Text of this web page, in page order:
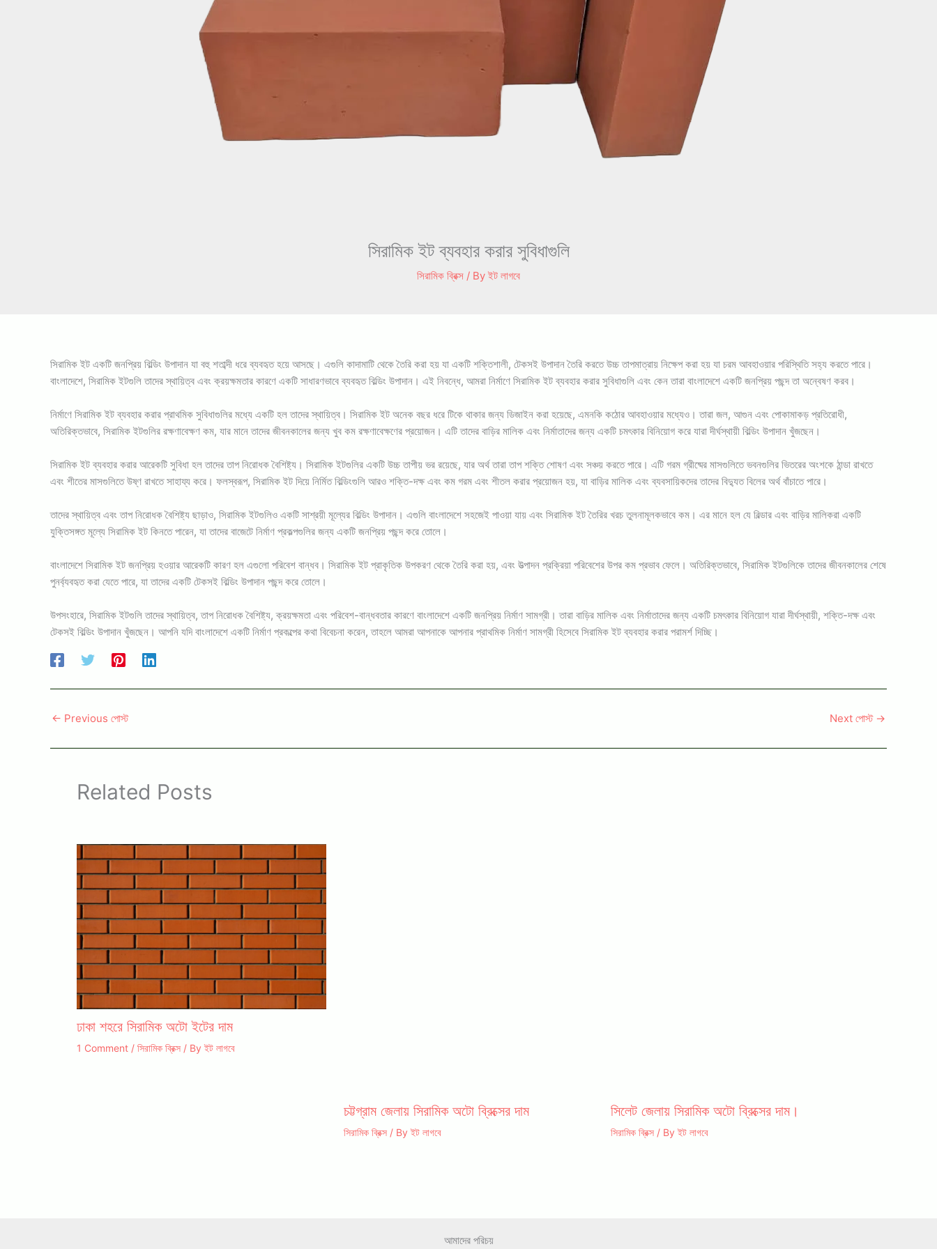
সিরামিক ইট ব্যবহার করার সুবিধাগুলি
সিরামিক ব্রিক্স / By ইট লাগবে
সিরামিক ইট একটি জনপ্রিয় বিল্ডিং উপাদান যা বহু শতাব্দী ধরে ব্যবহৃত হয়ে আসছে। এগুলি কাদামাটি থেকে তৈরি করা হয় যা একটি শক্তিশালী, টেকসই উপাদান তৈরি করতে উচ্চ তাপমাত্রায় নিক্ষেপ করা হয় যা চরম আবহাওয়ার পরিস্থিতি সহ্য করতে পারে।
বাংলাদেশে, সিরামিক ইটগুলি তাদের স্থায়িত্ব এবং ক্রয়ক্ষমতার কারণে একটি সাধারণভাবে ব্যবহৃত বিল্ডিং উপাদান। এই নিবন্ধে, আমরা নির্মাণে সিরামিক ইট ব্যবহার করার সুবিধাগুলি এবং কেন তারা বাংলাদেশে একটি জনপ্রিয় পছন্দ তা অন্বেষণ করব।
নির্মাণে সিরামিক ইট ব্যবহার করার প্রাথমিক সুবিধাগুলির মধ্যে একটি হল তাদের স্থায়িত্ব। সিরামিক ইট অনেক বছর ধরে টিকে থাকার জন্য ডিজাইন করা হয়েছে, এমনকি কঠোর আবহাওয়ার মধ্যেও। তারা জল, আগুন এবং পোকামাকড় প্রতিরোধী,
অতিরিক্তভাবে, সিরামিক ইটগুলির রক্ষণাবেক্ষণ কম, যার মানে তাদের জীবনকালের জন্য খুব কম রক্ষণাবেক্ষণের প্রয়োজন। এটি তাদের বাড়ির মালিক এবং নির্মাতাদের জন্য একটি চমৎকার বিনিয়োগ করে যারা দীর্ঘস্থায়ী বিল্ডিং উপাদান খুঁজছেন।
সিরামিক ইট ব্যবহার করার আরেকটি সুবিধা হল তাদের তাপ নিরোধক বৈশিষ্ট্য। সিরামিক ইটগুলির একটি উচ্চ তাপীয় ভর রয়েছে, যার অর্থ তারা তাপ শক্তি শোষণ এবং সঞ্চয় করতে পারে। এটি গরম গ্রীষ্মের মাসগুলিতে ভবনগুলির ভিতরের অংশকে ঠান্ডা রাখতে
এবং শীতের মাসগুলিতে উষ্ণ রাখতে সাহায্য করে। ফলস্বরূপ, সিরামিক ইট দিয়ে নির্মিত বিল্ডিংগুলি আরও শক্তি-দক্ষ এবং কম গরম এবং শীতল করার প্রয়োজন হয়, যা বাড়ির মালিক এবং ব্যবসায়িকদের তাদের বিদ্যুত বিলের অর্থ বাঁচাতে পারে।
তাদের স্থায়িত্ব এবং তাপ নিরোধক বৈশিষ্ট্য ছাড়াও, সিরামিক ইটগুলিও একটি সাশ্রয়ী মূল্যের বিল্ডিং উপাদান। এগুলি বাংলাদেশে সহজেই পাওয়া যায় এবং সিরামিক ইট তৈরির খরচ তুলনামূলকভাবে কম। এর মানে হল যে বিল্ডার এবং বাড়ির মালিকরা একটি
যুক্তিসঙ্গত মূল্যে সিরামিক ইট কিনতে পারেন, যা তাদের বাজেটে নির্মাণ প্রকল্পগুলির জন্য একটি জনপ্রিয় পছন্দ করে তোলে।
বাংলাদেশে সিরামিক ইট জনপ্রিয় হওয়ার আরেকটি কারণ হল এগুলো পরিবেশ বান্ধব। সিরামিক ইট প্রাকৃতিক উপকরণ থেকে তৈরি করা হয়, এবং উত্পাদন প্রক্রিয়া পরিবেশের উপর কম প্রভাব ফেলে। অতিরিক্তভাবে, সিরামিক ইটগুলিকে তাদের জীবনকালের শেষে
পুনর্ব্যবহৃত করা যেতে পারে, যা তাদের একটি টেকসই বিল্ডিং উপাদান পছন্দ করে তোলে।
উপসংহারে, সিরামিক ইটগুলি তাদের স্থায়িত্ব, তাপ নিরোধক বৈশিষ্ট্য, ক্রয়ক্ষমতা এবং পরিবেশ-বান্ধবতার কারণে বাংলাদেশে একটি জনপ্রিয় নির্মাণ সামগ্রী। তারা বাড়ির মালিক এবং নির্মাতাদের জন্য একটি চমৎকার বিনিয়োগ যারা দীর্ঘস্থায়ী, শক্তি-দক্ষ এবং
টেকসই বিল্ডিং উপাদান খুঁজছেন। আপনি যদি বাংলাদেশে একটি নির্মাণ প্রকল্পের কথা বিবেচনা করেন, তাহলে আমরা আপনাকে আপনার প্রাথমিক নির্মাণ সামগ্রী হিসেবে সিরামিক ইট ব্যবহার করার পরামর্শ দিচ্ছি।
← Previous পোস্ট Next পোস্ট →
Related Posts
ঢাকা শহরে সিরামিক অটো ইটের দাম
1 Comment / সিরামিক ব্রিক্স/ By ইট লাগবে
চট্টগ্রাম জেলায় সিরামিক অটো ব্রিক্সের দাম
সিরামিক ব্রিক্স/ By ইট লাগবে
সিলেট জেলায় সিরামিক অটো ব্রিক্সের দাম।
সিরামিক ব্রিক্স / Byইট লাগবে
আমাদের পরিচয়